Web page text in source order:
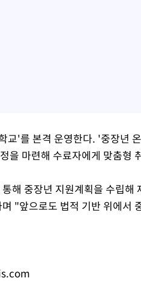
교'를 본격 운영한다. '중장년
을 마련해 수료자에게 맞춤형
해 중장년 지원계획을 수립해
"앞으로도 법적 기반 위에서